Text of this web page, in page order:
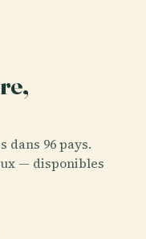
dans 96 pays.
— disponibles